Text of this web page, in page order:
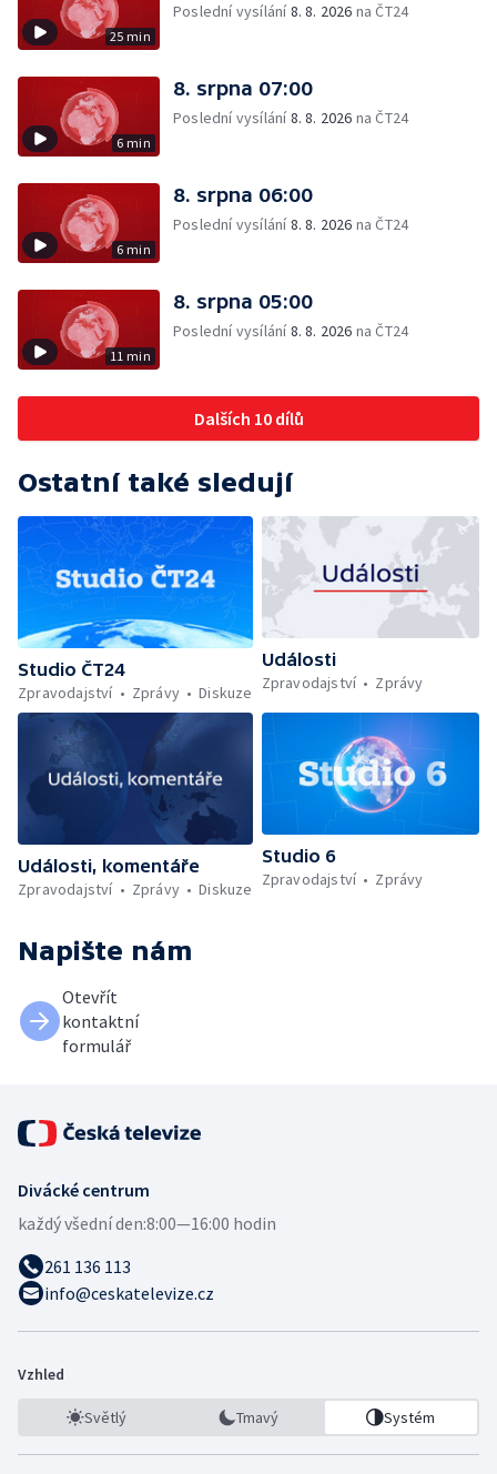
25 min
Poslední vysílání8. 8. 2026 na ČT24
6 min
8. srpna 07:00
Poslední vysílání8. 8. 2026 na ČT24
6 min
8. srpna 06:00
Poslední vysílání8. 8. 2026 na ČT24
11 min
8. srpna 05:00
Poslední vysílání8. 8. 2026 na ČT24
Dalších 10 dílů
Ostatní také sledují
Studio ČT24
Zpravodajství
Zprávy Diskuze
Události
Zpravodajství
Zprávy
Události, komentáře
Zpravodajství
Zprávy Diskuze
Studio 6
Zpravodajství
Zprávy
Napište nám
Otevřít
kontaktní
formulář
Divácké centrum
každý všední den:8:00—16:00 hodin
261 136 113
info@ceskatelevize.cz
Vzhled
Světlý Tmavý Systém